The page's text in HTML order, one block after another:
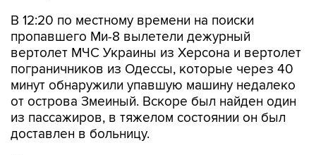
В 12:20 по местному времени на поиски
пропавшего Ми-8 вылетели дежурный
вертолет МЧС Украины из Херсона и вертолет
пограничников из Одессы, которые через 40
минут обнаружили упавшую машину недалеко
от острова Змеиный. Вскоре был найден один
из пассажиров, в тяжелом состоянии он был
доставлен в больницу.